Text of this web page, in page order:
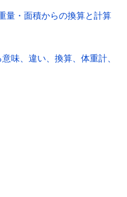
量・面積からの換算と計算
味、違い、換算、体重計、